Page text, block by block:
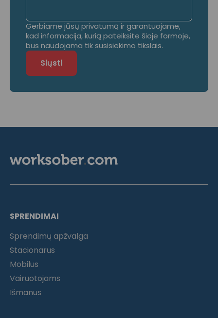
Gerbiame jūsų privatumą ir garantuojame,
kad informacija, kurią pateiksite šioje formoje,
bus naudojama tik susisiekimo tikslais.
SPRENDIMAI
Sprendimų apžvalga
Stacionarus
Mobilus
Vairuotojams
Išmanus